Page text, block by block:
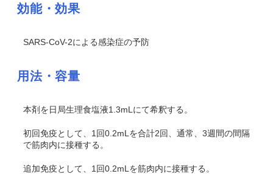
効能・効果
SARS-CoV-2による感染症の予防
用法・容量
本剤を日局生理食塩液1.3mLにて希釈する。
初回免疫として、1回0.2mLを合計2回、通常、3週間の間隔
で筋肉内に接種する。
追加免疫として、1回0.2mLを筋肉内に接種する。